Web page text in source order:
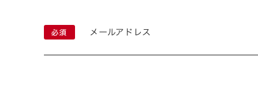
メールアドレス